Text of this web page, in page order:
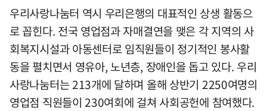
우리사랑나눔터 역시 우리은행의 대표적인 상생 활동으
로 꼽힌다. 전국 영업점과 자매결연을 맺은 각 지역의 사
회복지시설과 아동센터로 임직원들이 정기적인 봉사활
동을 펼치면서 영유아, 노년층, 장애인을 돕고 있다. 우리
사랑나눔터는 213개에 달하며 올해 상반기 2250여명의
영업점 직원들이 230여회에 걸쳐 사회공헌에 참여했다.